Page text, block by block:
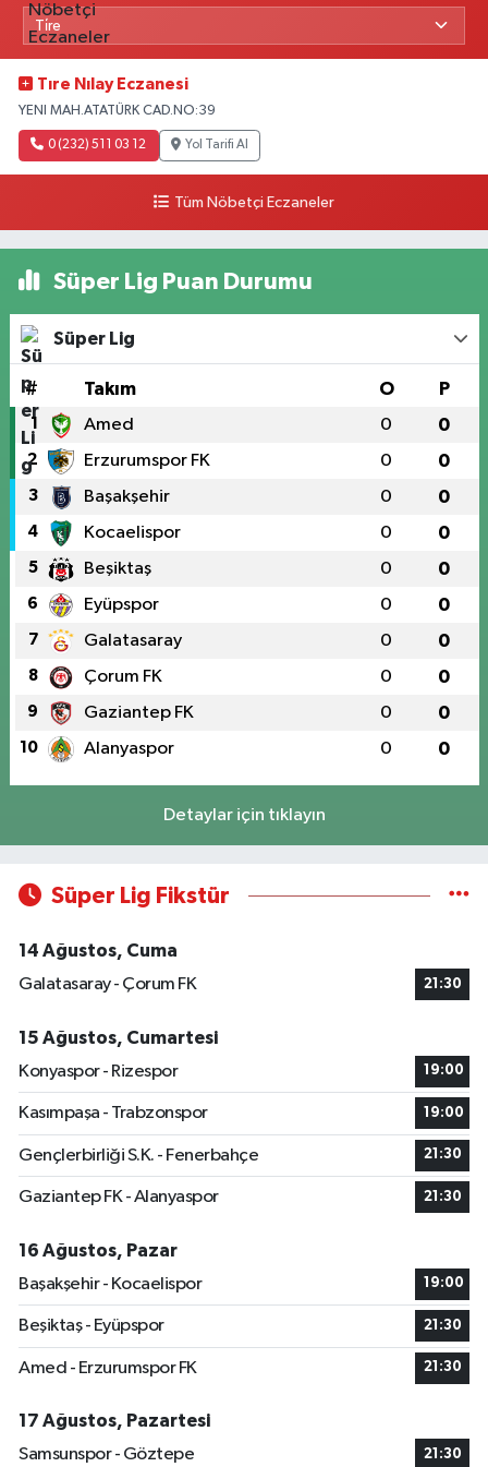
Tıre Nılay Eczanesi
YENI MAH.ATATÜRK CAD.NO:39
0 (232) 511 03 12 Yol Tarifi Al
Tüm Nöbetçi Eczaneler
Süper Lig Puan Durumu
Süper Lig
# Takım O P
1 Amed 0 0
2 Erzurumspor FK 0 0
3 Başakşehir 0 0
4 Kocaelispor 0 0
5 Beşiktaş 0 0
6 Eyüpspor 0 0
7 Galatasaray 0 0
8 Çorum FK 0 0
9 Gaziantep FK 0 0
10 Alanyaspor 0 0
Detaylar için tıklayın
Süper Lig Fikstür
14 Ağustos, Cuma
Galatasaray - Çorum FK
21:30
15 Ağustos, Cumartesi
Konyaspor - Rizespor
19:00
Kasımpaşa - Trabzonspor 19:00
Gençlerbirliği S.K. - Fenerbahçe 21:30
Gaziantep FK - Alanyaspor 21:30
16 Ağustos, Pazar
Başakşehir - Kocaelispor
19:00
Beşiktaş - Eyüpspor 21:30
Amed - Erzurumspor FK 21:30
17 Ağustos, Pazartesi
Samsunspor - Göztepe
21:30